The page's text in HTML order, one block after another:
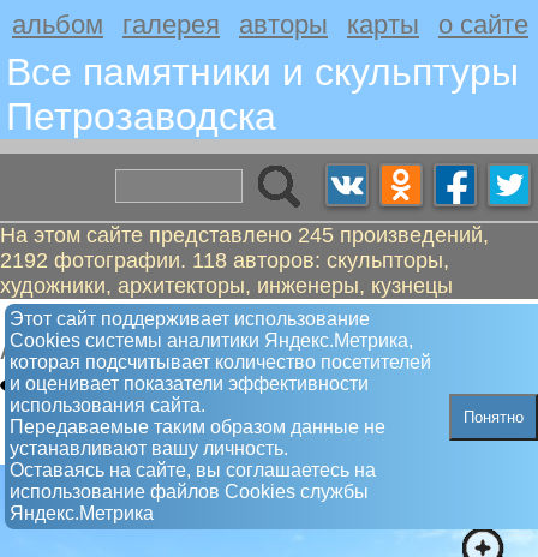
альбом галерея авторы карты о сайте
Все памятники и скульптуры
Петрозаводскa
На этом сайте представлено 245 произведений,
2192 фотографии. 118 авторов: скульпторы,
художники, архитекторы, инженеры, кузнецы
Этот сайт поддерживает использование
Сookies системы аналитики Яндекс.Метрика,
которая подсчитывает количество посетителей
и оценивает показатели эффективности
использования сайта.
Передаваемые таким образом данные не
устанавливают вашу личность.
Оставаясь на сайте, вы соглашаетесь на
использование файлов Сookies службы
Яндекс.Метрика
Понятно
Лосось
Арт-объект